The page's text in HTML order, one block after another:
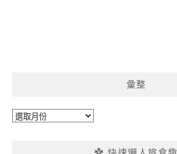
彙整
彙